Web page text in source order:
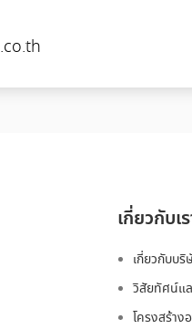
เกี่ยวกับเ
เกี่ยวกับบริ
วิสัยทัศน์แ
โครงสร้าง